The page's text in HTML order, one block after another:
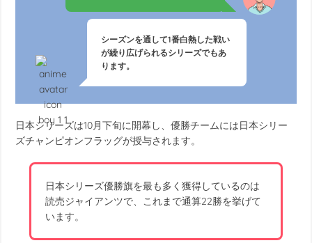
シーズンを通して1番白熱した戦い
が繰り広げられるシリーズでもあ
ります。
日本シリーズは10月下旬に開幕し、優勝チームには日本シリー
ズチャンピオンフラッグが授与されます。
日本シリーズ優勝旗を最も多く獲得しているのは
読売ジャイアンツで、これまで通算22勝を挙げて
います。